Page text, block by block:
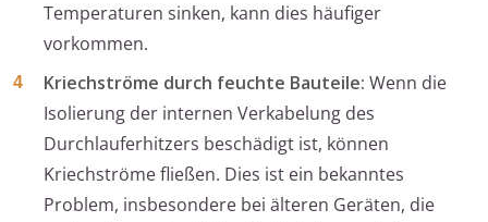
Temperaturen sinken, kann dies häufiger
vorkommen.
Kriechströme durch feuchte Bauteile: Wenn die
Isolierung der internen Verkabelung des
Durchlauferhitzers beschädigt ist, können
Kriechströme fließen. Dies ist ein bekanntes
Problem, insbesondere bei älteren Geräten, die